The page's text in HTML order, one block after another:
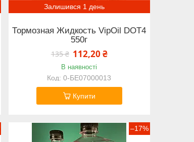
Залишився 1 день
Тормозная Жидкость VipOil DOT4
550г
135 ₴ 112,20 ₴
В наявності
0-БЕ07000013
Купити
–17%